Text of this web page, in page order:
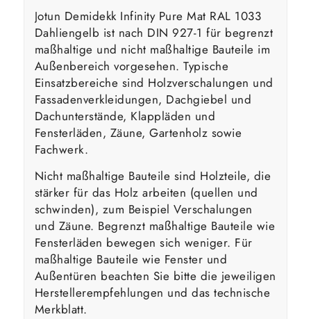
Jotun Demidekk Infinity Pure Mat RAL 1033
Dahliengelb ist nach DIN 927-1 für begrenzt
maßhaltige und nicht maßhaltige Bauteile im
Außenbereich vorgesehen. Typische
Einsatzbereiche sind Holzverschalungen und
Fassadenverkleidungen, Dachgiebel und
Dachunterstände, Klappläden und
Fensterläden, Zäune, Gartenholz sowie
Fachwerk.
Nicht maßhaltige Bauteile sind Holzteile, die
stärker für das Holz arbeiten (quellen und
schwinden), zum Beispiel Verschalungen
und Zäune. Begrenzt maßhaltige Bauteile wie
Fensterläden bewegen sich weniger. Für
maßhaltige Bauteile wie Fenster und
Außentüren beachten Sie bitte die jeweiligen
Herstellerempfehlungen und das technische
Merkblatt.